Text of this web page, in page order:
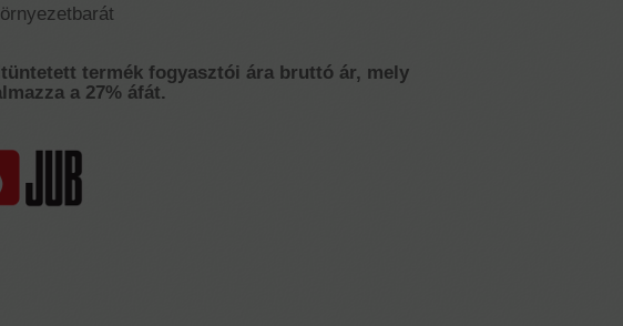
termék fogyasztói ára bruttó ár, mely
a 27% áfát.